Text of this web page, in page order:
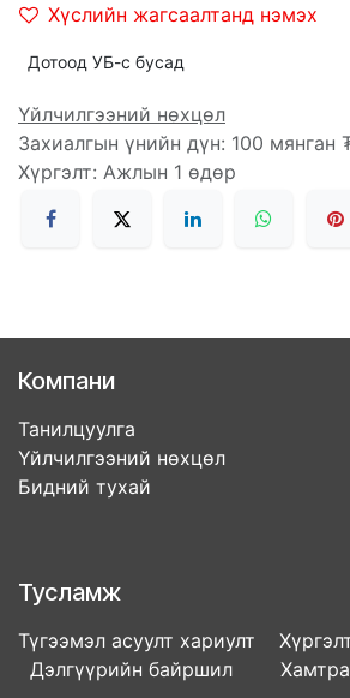
Хүслийн жагсаалтанд нэмэх
Дотоод УБ-с бусад
Үйлчилгээний нөхцөл
Захиалгын үнийн дүн: 100 мянган
Хүргэлт: Ажлын 1 өдөр
Компани
Танилцуулга
Үйлчилгээний нөхцөл
Бидний тухай
Тусламж
Түгээмэл асуулт хариулт
Дэлгүүрийн байршил